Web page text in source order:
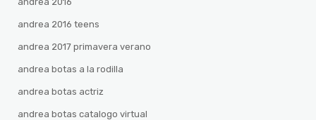
andrea 2016 teens
andrea 2017 primavera verano
andrea botas a la rodilla
andrea botas actriz
andrea botas catalogo virtual